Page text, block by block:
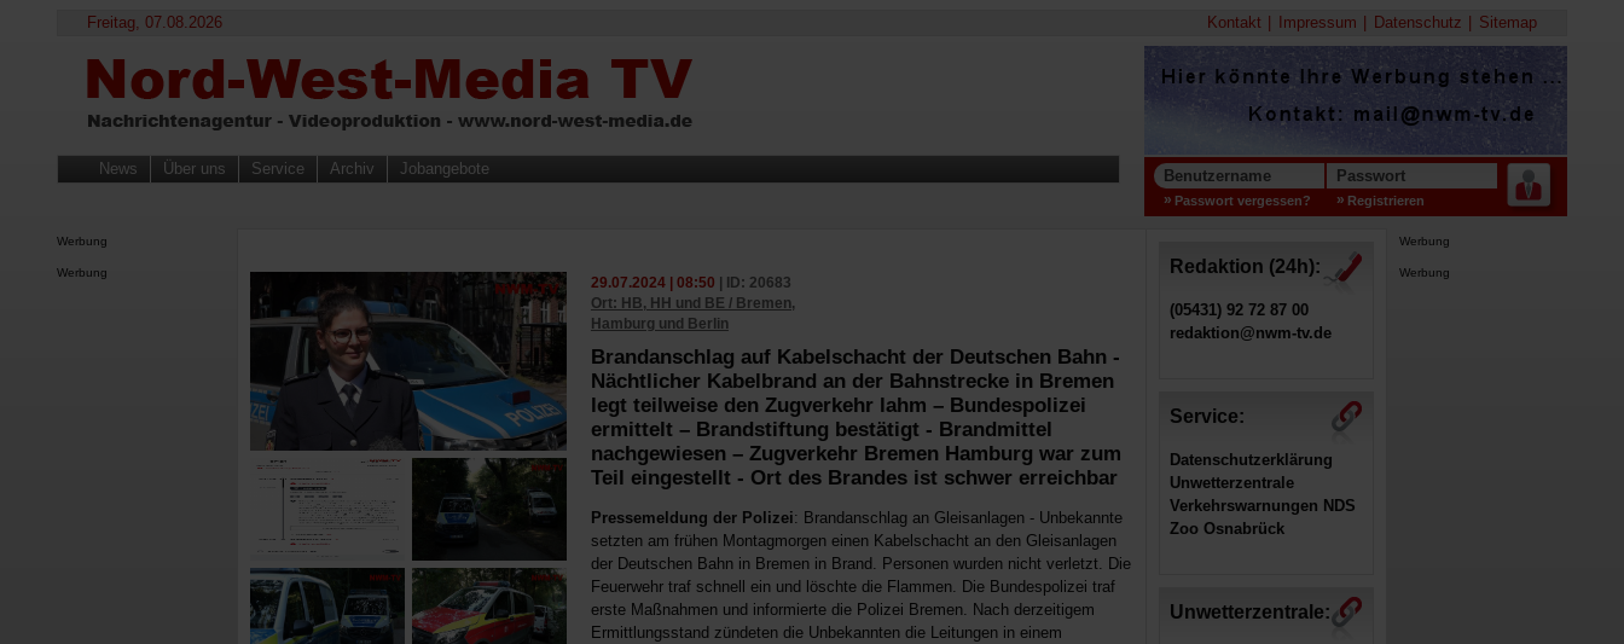
Freitag, 07.08.2026 Kontakt Impressum Datenschutz Sitemap
News Über uns Service Archiv Jobangebote Benutzername Passwort
Passwort vergessen? Registrieren
Werbung
Werbung
29.07.2024 | 08:50 | ID: 20683
Ort: HB, HH und BE / Bremen,
Hamburg und Berlin
Brandanschlag auf Kabelschacht der Deutschen Bahn -
Nächtlicher Kabelbrand an der Bahnstrecke in Bremen
legt teilweise den Zugverkehr lahm – Bundespolizei
ermittelt – Brandstiftung bestätigt - Brandmittel
nachgewiesen – Zugverkehr Bremen Hamburg war zum
Teil eingestellt - Ort des Brandes ist schwer erreichbar
Pressemeldung der Polizei: Brandanschlag an Gleisanlagen - Unbekannte
setzten am frühen Montagmorgen einen Kabelschacht an den Gleisanlagen
der Deutschen Bahn in Bremen in Brand. Personen wurden nicht verletzt. Die
Feuerwehr traf schnell ein und löschte die Flammen. Die Bundespolizei traf
erste Maßnahmen und informierte die Polizei Bremen. Nach derzeitigem
Ermittlungsstand zündeten die Unbekannten die Leitungen in einem
Redaktion (24h):
(05431) 92 72 87 00
redaktion@nwm-tv.de
Service:
Datenschutzerklärung
Unwetterzentrale
Verkehrswarnungen NDS
Zoo Osnabrück
Unwetterzentrale:
Werbung
Werbung